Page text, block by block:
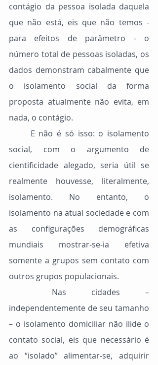
contágio da pessoa isolada daquela
que não está, eis que não temos -
para efeitos de parâmetro - o
número total de pessoas isoladas, os
dados demonstram cabalmente que
o isolamento social da forma
proposta atualmente não evita, em
nada, o contágio.
social, com o argumento de
cientificidade alegado, seria útil se
realmente houvesse, literalmente,
isolamento. No entanto, o
isolamento na atual sociedade e com
as configurações demográficas
mundiais mostrar-se-ia efetiva
somente a grupos sem contato com
outros grupos populacionais.
independentemente de seu tamanho
– o isolamento domiciliar não ilide o
contato social, eis que necessário é
ao “isolado” alimentar-se, adquirir